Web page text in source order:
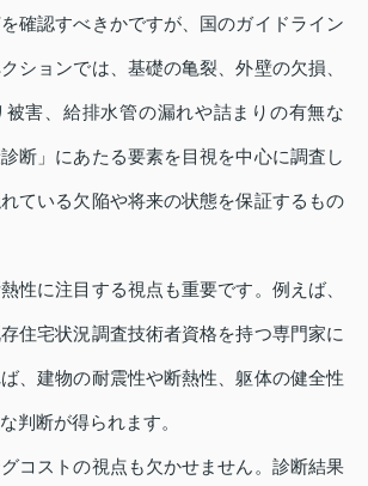
確認すべきかですが、国のガイドライン
ションでは、基礎の亀裂、外壁の欠損、
害、給排水管の漏れや詰まりの有無な
断」にあたる要素を目視を中心に調査し
ている欠陥や将来の状態を保証するもの
性に注目する視点も重要です。例えば、
住宅状況調査技術者資格を持つ専門家に
、建物の耐震性や断熱性、躯体の健全性
判断が得られます。
コストの視点も欠かせません。診断結果